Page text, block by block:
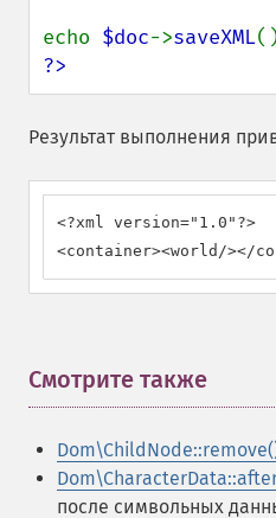
echo $doc->saveXML
?>
Результат выполнения
<?xml version="1.0"?>
<container><world/></
Смотрите также
после символьных